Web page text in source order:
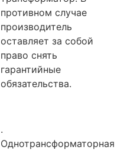
противном случае
производитель
оставляет за собой
право снять
гарантийные
обязательства.
.
Однотрансформаторная